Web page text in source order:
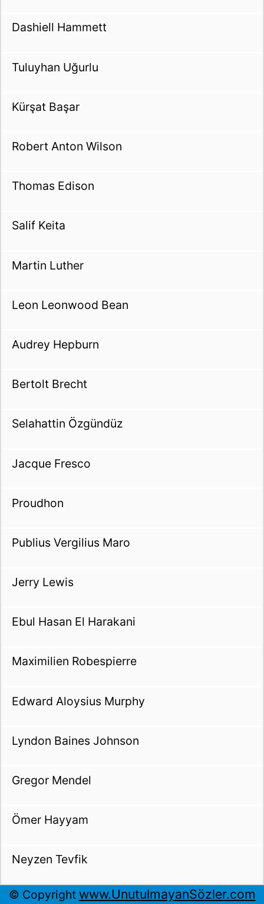
Dashiell Hammett
Tuluyhan Uğurlu
Kürşat Başar
Robert Anton Wilson
Thomas Edison
Salif Keita
Martin Luther
Leon Leonwood Bean
Audrey Hepburn
Bertolt Brecht
Selahattin Özgündüz
Jacque Fresco
Proudhon
Publius Vergilius Maro
Jerry Lewis
Ebul Hasan El Harakani
Maximilien Robespierre
Edward Aloysius Murphy
Lyndon Baines Johnson
Gregor Mendel
Ömer Hayyam
Neyzen Tevfik
© Copyright www.UnutulmayanSözler.com